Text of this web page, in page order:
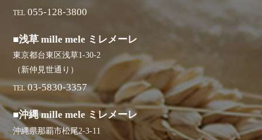
TEL 055-128-3800
■浅草 mille mele ミレメーレ
東京都台東区浅草1-30-2
（新仲見世通り）
TEL 03-5830-3357
■沖縄 mille mele ミレメーレ
沖縄県那覇市松尾2-3-11